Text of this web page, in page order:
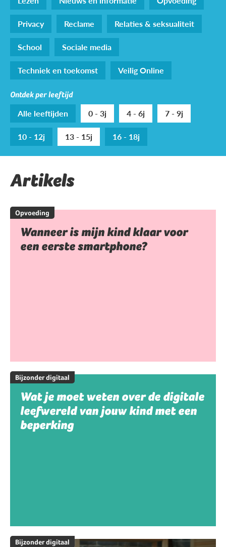
Privacy
Reclame
Relaties & seksualiteit
School
Sociale media
Techniek en toekomst
Veilig Online
Ontdek per leeftijd
Alle leeftijden 0 - 3j 4 - 6j
7 - 9j
10 - 12j
13 - 15j 16 - 18j
Artikels
Opvoeding
Wanneer is mijn kind klaar voor
een eerste smartphone?
Bijzonder digitaal
Wat je moet weten over de digitale
leefwereld van jouw kind met een
beperking
Bijzonder digitaal